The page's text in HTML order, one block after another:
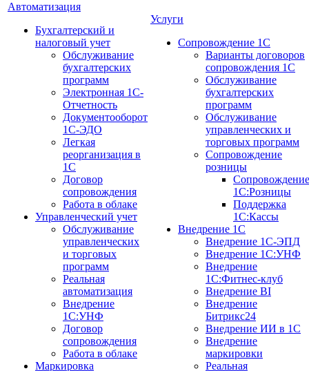
Автоматизация
Бухгалтерский и
налоговый учет
Обслуживание
бухгалтерских
программ
Электронная 1С-
Отчетность
Документооборот
1С-ЭДО
Легкая
реорганизация в
1С
Договор
сопровождения
Работа в облаке
Управленческий учет
Обслуживание
управленческих
и торговых
программ
Реальная
автоматизация
Внедрение
1С:УНФ
Договор
сопровождения
Работа в облаке
Маркировка
Услуги
Сопровождение 1С
Варианты договоров
сопровождения 1С
Обслуживание
бухгалтерских
программ
Обслуживание
управленческих и
торговых программ
Сопровождение
розницы
Сопровождение
1С:Розницы
Поддержка
1С:Кассы
Внедрение 1С
Внедрение 1С-ЭПД
Внедрение 1С:УНФ
Внедрение
1С:Фитнес-клуб
Внедрение BI
Внедрение
Битрикс24
Внедрение ИИ в 1С
Внедрение
маркировки
Реальная